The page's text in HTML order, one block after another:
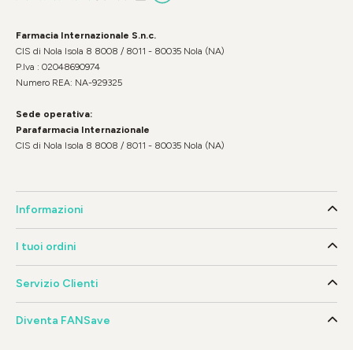
Farmacia Internazionale S.n.c.
CIS di Nola Isola 8 8008 / 8011 - 80035 Nola (NA)
P.Iva : 02048690974
Numero REA: NA-929325
Sede operativa:
Parafarmacia Internazionale
CIS di Nola Isola 8 8008 / 8011 - 80035 Nola (NA)
Informazioni
I tuoi ordini
Servizio Clienti
Diventa FANSave